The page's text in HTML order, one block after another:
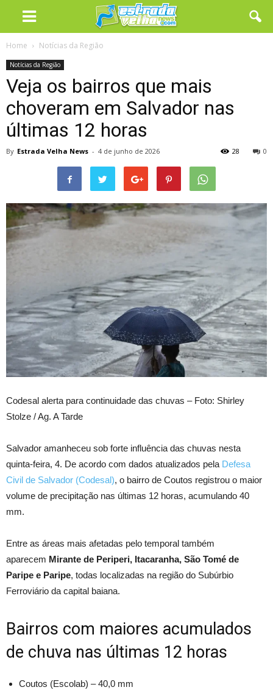
Home Notícias da Região
Notícias da Região
Veja os bairros que mais
choveram em Salvador nas
últimas 12 horas
By Estrada Velha News - 4 de junho de 2026 0
28
Codesal alerta para continuidade das chuvas – Foto: Shirley
Stolze / Ag. A Tarde
Salvador amanheceu sob forte influência das chuvas nesta
quinta-feira, 4. De acordo com dados atualizados pela Defesa
Civil de Salvador (Codesal), o bairro de Coutos registrou o maior
volume de precipitação nas últimas 12 horas, acumulando 40
mm.
Entre as áreas mais afetadas pelo temporal também
aparecem Mirante de Periperi, Itacaranha, São Tomé de
Paripe e Paripe, todas localizadas na região do Subúrbio
Ferroviário da capital baiana.
Bairros com maiores acumulados
de chuva nas últimas 12 horas
Coutos (Escolab) – 40,0 mm